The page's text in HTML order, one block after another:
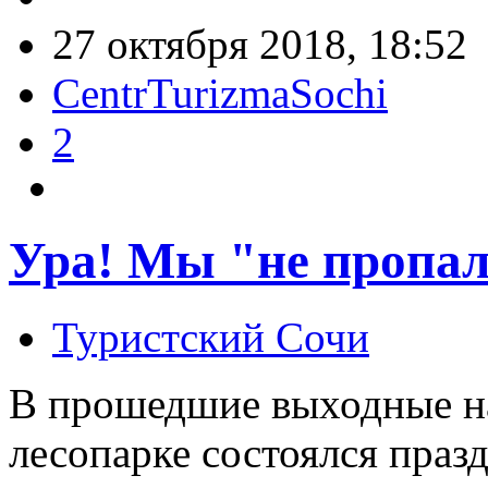
27 октября 2018, 18:52
CentrTurizmaSochi
2
Ура! Мы "не
Туристский Сочи
В прошедшие выходные
лесопарке состоялся